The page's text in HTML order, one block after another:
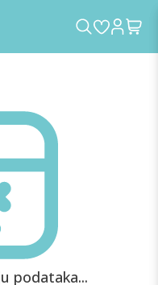
podataka...